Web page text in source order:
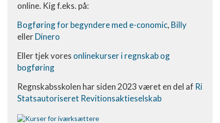
online. Kig f.eks. på:
Bogføring for begyndere med e-conomic, Billy
ellerDinero
Eller tjek vores onlinekurser i regnskab og
bogføring
Regnskabsskolen har siden 2023 været en del af Ri
Statsautoriseret Revitionsaktieselskab